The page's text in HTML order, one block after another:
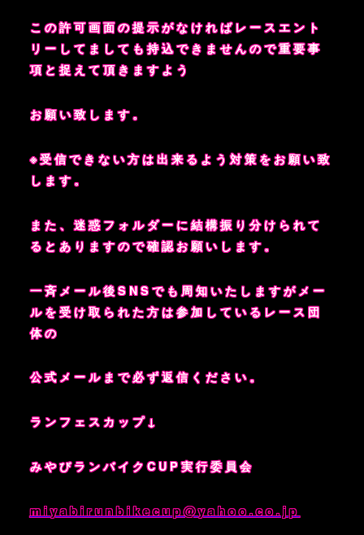
この許可画面の提示がなければレースエント
リーしてましても持込できませんので重要事
項と捉えて頂きますよう
お願い致します。
※受信できない方は出来るよう対策をお願い致
します。
また、迷惑フォルダーに結構振り分けられて
るとありますので確認お願いします。
一斉メール後SNSでも周知いたしますがメー
ルを受け取られた方は参加しているレース団
体の
公式メールまで必ず返信ください。
ランフェスカップ↓
みやびランバイクCUP実行委員会
miyabirunbikecup@yahoo.co.jp